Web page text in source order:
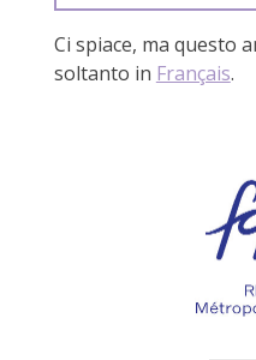
Ci spiace, ma questo
soltanto in Français.